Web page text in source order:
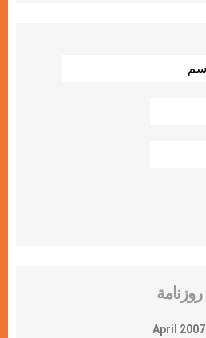
روزنامة
April 2007